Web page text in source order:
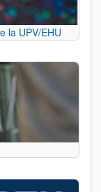
la UPV/EHU